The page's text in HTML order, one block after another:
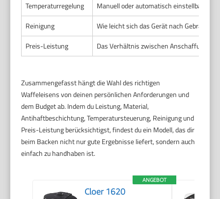
Temperaturregelung
Manuell oder automatisch einstellbare
Reinigung
Wie leicht sich das Gerät nach Gebrauch
Preis-Leistung
Das Verhältnis zwischen
Zusammengefasst hängt die Wahl des richtigen
Waffeleisens von deinen persönlichen Anforderungen und
dem Budget ab. Indem du Leistung, Material,
Antihaftbeschichtung, Temperatursteuerung, Reinigung und
Preis-Leistung berücksichtigst, findest du ein Modell, das dir
beim Backen nicht nur gute Ergebnisse liefert, sondern auch
einfach zu handhaben ist.
ANGEBOT
Cloer 1620